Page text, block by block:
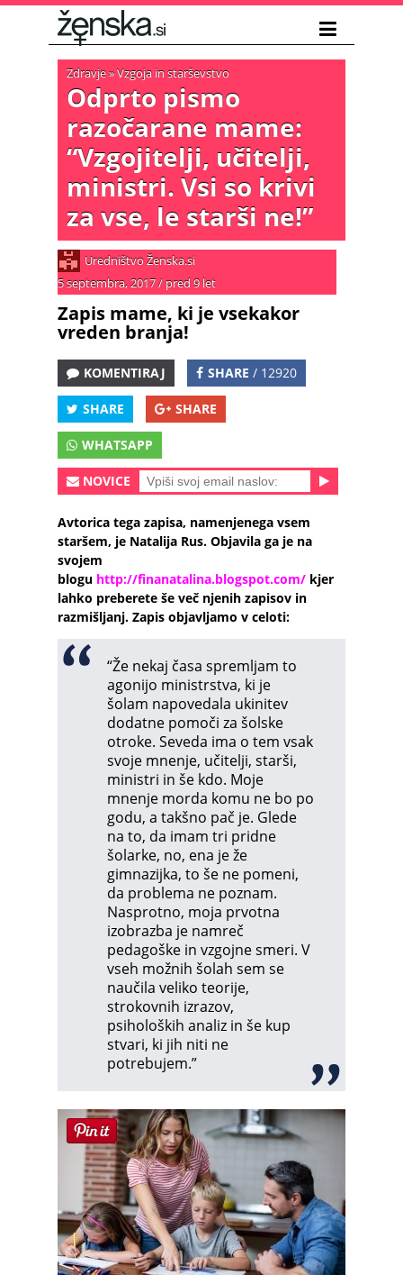
Zdravje»Vzgoja in starševstvo
Odprto pismo
razočarane mame:
“Vzgojitelji, učitelji,
ministri. Vsi so krivi
za vse, le starši ne!”
Uredništvo Ženska.si
5 septembra, 2017/ pred 9 let
Zapis mame, ki je vsekakor
vreden branja!
KOMENTIRAJ SHARE / 12920
SHARE SHARE
WHATSAPP
NOVICE
Avtorica tega zapisa, namenjenega vsem
staršem, je Natalija Rus. Objavila ga je na
svojem
blogu http://finanatalina.blogspot.com/ kjer
lahko preberete še več njenih zapisov in
razmišljanj. Zapis objavljamo v celoti:
“Že nekaj časa spremljam to
agonijo ministrstva, ki je
šolam napovedala ukinitev
dodatne pomoči za šolske
otroke. Seveda ima o tem vsak
svoje mnenje, učitelji, starši,
ministri in še kdo. Moje
mnenje morda komu ne bo po
godu, a takšno pač je. Glede
na to, da imam tri pridne
šolarke, no, ena je že
gimnazijka, to še ne pomeni,
da problema ne poznam.
Nasprotno, moja prvotna
izobrazba je namreč
pedagoške in vzgojne smeri. V
vseh možnih šolah sem se
naučila veliko teorije,
strokovnih izrazov,
psiholoških analiz in še kup
stvari, ki jih niti ne
potrebujem.”